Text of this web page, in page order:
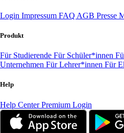
Login Impressum FAQ AGB Presse
Produkt
Für Studierende Für Schüler*innen
Unternehmen Für Lehrer*innen Für
Help
Help CenterPremium Login